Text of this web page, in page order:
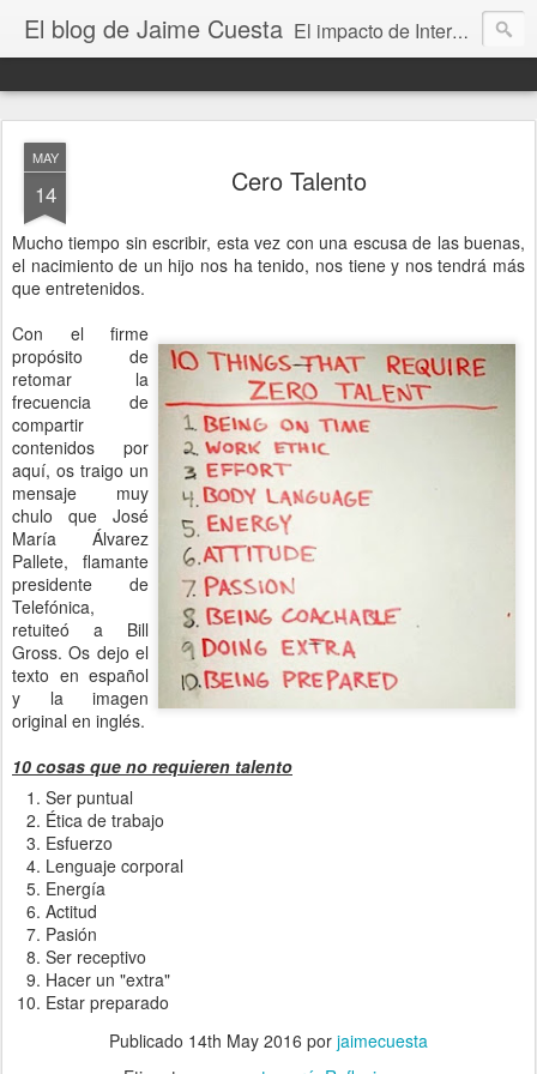
El blog de Jaime Cuesta El impacto de Internet en la sociedad visto con mis propios ojos
MAY
14 Cero Talento
Mucho tiempo sin escribir, esta vez con una escusa de las buenas,
el nacimiento de un hijo nos ha tenido, nos tiene y nos tendrá más
que entretenidos.
Con el firme
propósito de
retomar la
frecuencia de
compartir
contenidos por
aquí, os traigo un
mensaje muy
chulo que José
María Álvarez
Pallete, flamante
presidente de
Telefónica,
retuiteó a Bill
Gross. Os dejo el
texto en español
y la imagen
original en inglés.
10 cosas que no requieren talento
Ser puntual
Ética de trabajo
Esfuerzo
Lenguaje corporal
Energía
Actitud
Pasión
Ser receptivo
Hacer un "extra"
Estar preparado
Publicado 14th May 2016 por jaimecuesta